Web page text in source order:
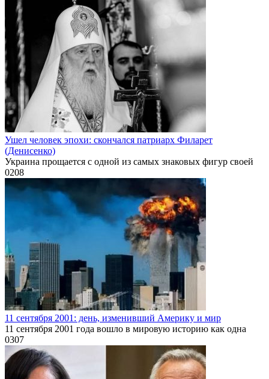
Ушел человек эпохи: скончался патриарх Филарет
(Денисенко)
Украина прощается с одной из самых знаковых фигур своей
0208
11 сентября 2001: день, изменивший Америку и мир
11 сентября 2001 года вошло в мировую историю как одна
0307